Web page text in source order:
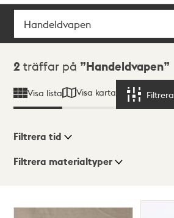
Sök
Sökresultat
2 träffar på Handeldvapen
Visa lista Visa karta Filtrera
Visningsläge
Filtrera tid
Filtrera materialtyper
träffar